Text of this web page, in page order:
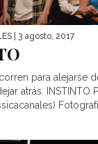
| 3 agosto, 2017
para alejarse
atrás. INSTINTO